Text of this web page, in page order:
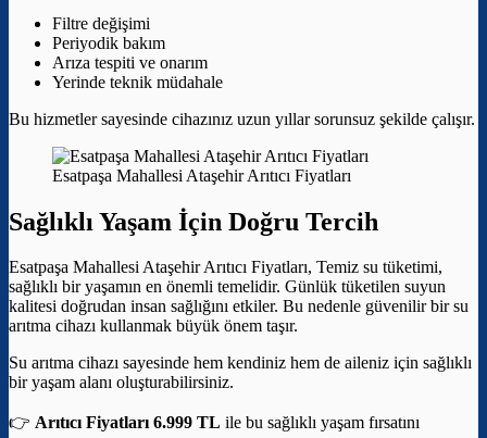
Filtre değişimi
Periyodik bakım
Arıza tespiti ve onarım
Yerinde teknik müdahale
Bu hizmetler sayesinde cihazınız uzun yıllar sorunsuz şekilde çalışır.
Esatpaşa Mahallesi Ataşehir Arıtıcı Fiyatları
Sağlıklı Yaşam İçin Doğru Tercih
Esatpaşa Mahallesi Ataşehir Arıtıcı Fiyatları, Temiz su tüketimi,
sağlıklı bir yaşamın en önemli temelidir. Günlük tüketilen suyun
kalitesi doğrudan insan sağlığını etkiler. Bu nedenle güvenilir bir su
arıtma cihazı kullanmak büyük önem taşır.
Su arıtma cihazı sayesinde hem kendiniz hem de aileniz için sağlıklı
bir yaşam alanı oluşturabilirsiniz.
👉 Arıtıcı Fiyatları 6.999 TL ile bu sağlıklı yaşam fırsatını